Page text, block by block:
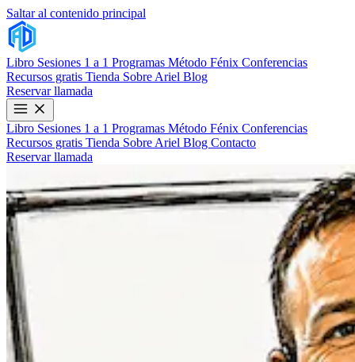
Saltar al contenido principal
Libro Sesiones 1 a 1 Programas Método Fénix Conferencias
Recursos gratis Tienda Sobre Ariel Blog
Reservar llamada
Libro Sesiones 1 a 1 Programas Método Fénix Conferencias
Recursos gratis Tienda Sobre Ariel Blog Contacto
Reservar llamada